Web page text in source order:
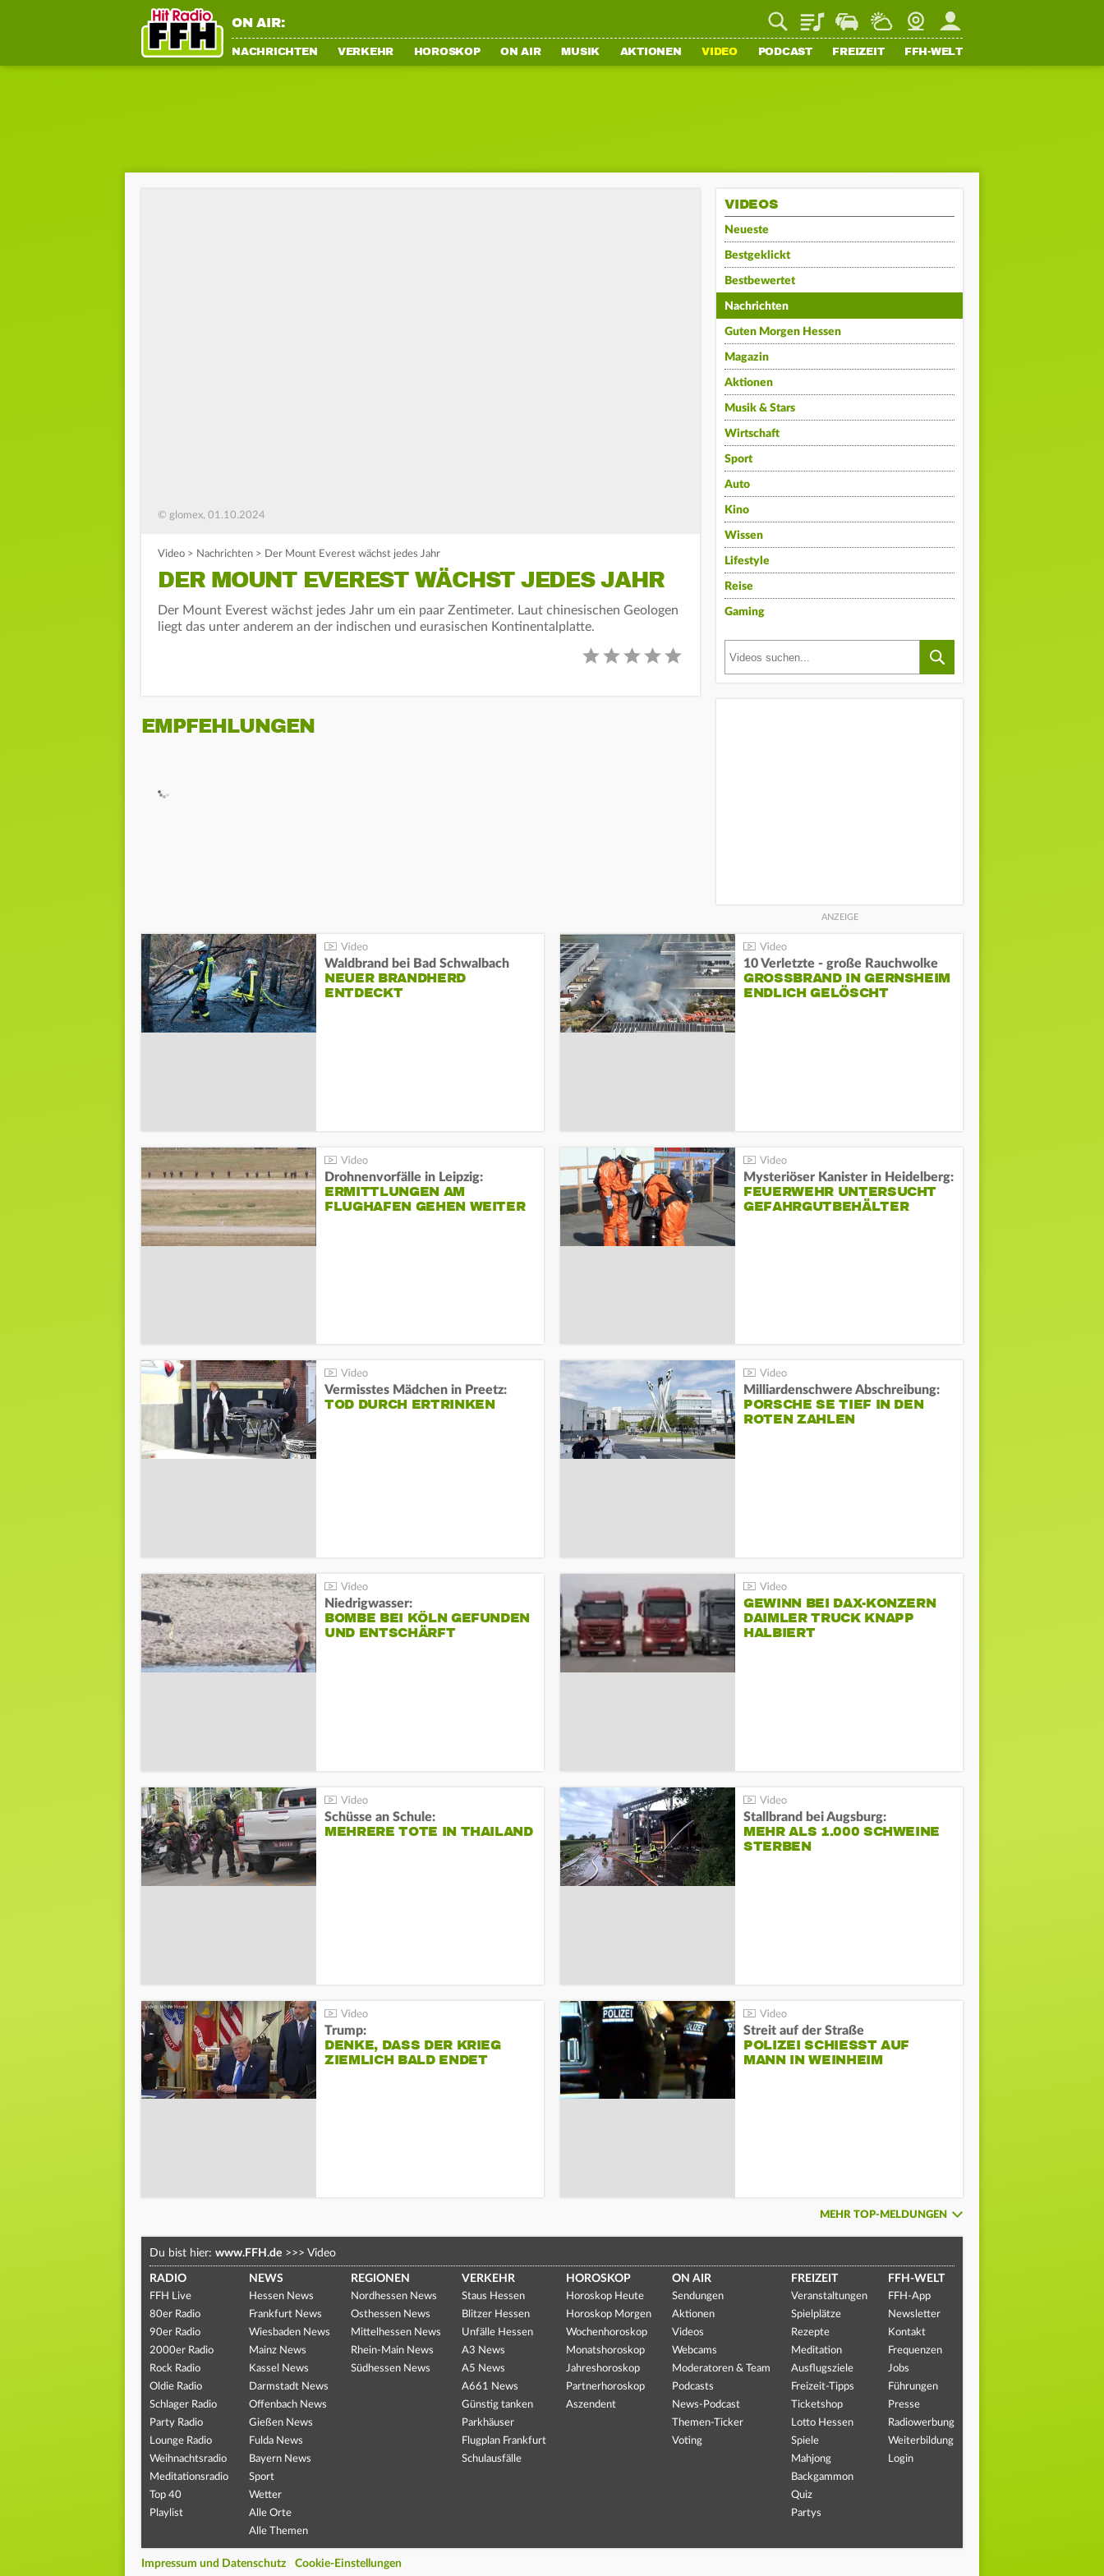
ON AIR: PlaylistStaupilotWetterWebcamMein FFH
NACHRICHTEN VERKEHR HOROSKOP ON AIR MUSIK AKTIONEN VIDEO PODCAST FREIZEIT FFH-WELT
© glomex, 01.10.2024
Video > Nachrichten > Der Mount Everest wächst jedes Jahr
DER MOUNT EVEREST WÄCHST JEDES JAHR
Der Mount Everest wächst jedes Jahr um ein paar Zentimeter. Laut chinesischen Geologen
liegt das unter anderem an der indischen und eurasischen Kontinentalplatte.
EMPFEHLUNGEN
VIDEOS
Neueste
Bestgeklickt
Bestbewertet
Nachrichten
Guten Morgen Hessen
Magazin
Aktionen
Musik & Stars
Wirtschaft
Sport
Auto
Kino
Wissen
Lifestyle
Reise
Gaming
Waldbrand bei Bad Schwalbach
NEUER BRANDHERD
ENTDECKT
10 Verletzte - große Rauchwolke
GROSSBRAND IN GERNSHEIM E
NDLICH GELÖSCHT
Drohnenvorfälle in Leipzig:
ERMITTLUNGEN AM
FLUGHAFEN GEHEN WEITER
Mysteriöser Kanister in Heidelberg:
FEUERWEHR UNTERSUCHT
GEFAHRGUTBEHÄLTER
Vermisstes Mädchen in Preetz:
TOD DURCH ERTRINKEN
Milliardenschwere Abschreibung:
PORSCHE SE TIEF IN DEN
ROTEN ZAHLEN
Niedrigwasser:
BOMBE BEI KÖLN GEFUNDEN
UND ENTSCHÄRFT
GEWINN BEI DAX-KONZERN
DAIMLER TRUCK KNAPP
HALBIERT
Schüsse an Schule:
MEHRERE TOTE IN THAILAND
Stallbrand bei Augsburg:
MEHR ALS 1.000 SCHWEINE
STERBEN
Trump:
DENKE, DASS DER KRIEG
ZIEMLICH BALD ENDET
Streit auf der Straße
POLIZEI SCHIESST AUF M
ANN IN WEINHEIM
MEHR TOP-MELDUNGEN
Du bist hier: www.FFH.de >>> Video
RADIO
FFH Live
80er Radio
90er Radio
2000er Radio
Rock Radio
Oldie Radio
Schlager Radio
Party Radio
Lounge Radio
Weihnachtsradio
Meditationsradio
Top 40
Playlist
NEWS
Hessen News
Frankfurt News
Wiesbaden News
Mainz News
Kassel News
Darmstadt News
Offenbach News
Gießen News
Fulda News
Bayern News
Sport
Wetter
Alle Orte
Alle Themen
REGIONEN
Nordhessen News
Osthessen News
Mittelhessen News
Rhein-Main News
Südhessen News
VERKEHR
Staus Hessen
Blitzer Hessen
Unfälle Hessen
A3 News
A5 News
A661 News
Günstig tanken
Parkhäuser
Flugplan Frankfurt
Schulausfälle
HOROSKOP
Horoskop Heute
Horoskop Morgen
Wochenhoroskop
Monatshoroskop
Jahreshoroskop
Partnerhoroskop
Aszendent
ON AIR
Sendungen
Aktionen
Videos
Webcams
Moderatoren & Team
Podcasts
News-Podcast
Themen-Ticker
Voting
FREIZEIT
Veranstaltungen
Spielplätze
Rezepte
Meditation
Ausflugsziele
Freizeit-Tipps
Ticketshop
Lotto Hessen
Spiele
Mahjong
Backgammon
Quiz
Partys
FFH-WELT
FFH-App
Newsletter
Kontakt
Frequenzen
Jobs
Führungen
Presse
Radiowerbung
Weiterbildung
Login
Impressum und Datenschutz Cookie-Einstellungen